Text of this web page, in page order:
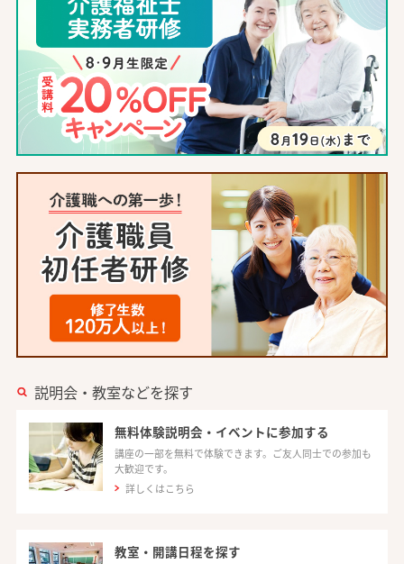
説明会・教室などを探す
無料体験説明会・イベントに参加する
講座の一部を無料で体験できます。ご友人同士での参加も
大歓迎です。
詳しくはこちら
教室・開講日程を探す